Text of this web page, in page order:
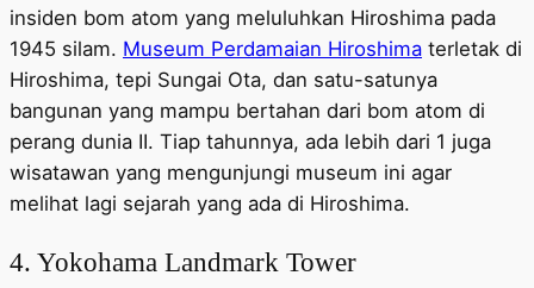
insiden bom atom yang meluluhkan Hiroshima pada
1945 silam. Museum Perdamaian Hiroshima terletak di
Hiroshima, tepi Sungai Ota, dan satu-satunya
bangunan yang mampu bertahan dari bom atom di
perang dunia II. Tiap tahunnya, ada lebih dari 1 juga
wisatawan yang mengunjungi museum ini agar
melihat lagi sejarah yang ada di Hiroshima.
4. Yokohama Landmark Tower